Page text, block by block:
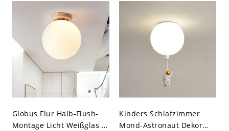
Globus Flur Halb-Flush-
Montage Licht Weißglas 6"
Kinders Schlafzimmer
Mond-Astronaut Dekor